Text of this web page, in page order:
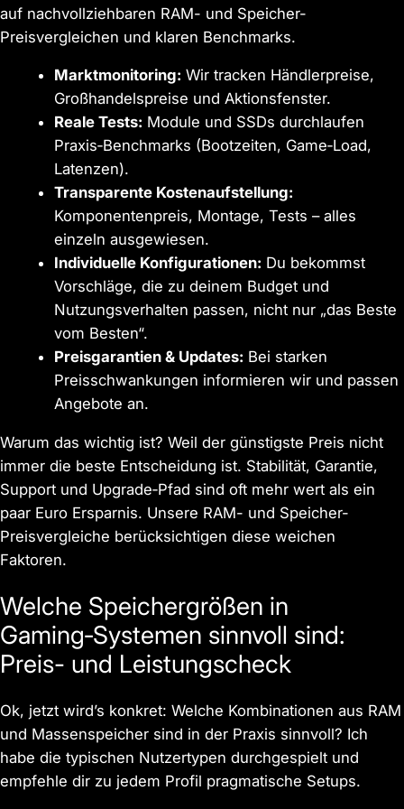
auf nachvollziehbaren RAM- und Speicher-
Preisvergleichen und klaren Benchmarks.
Marktmonitoring: Wir tracken Händlerpreise,
Großhandelspreise und Aktionsfenster.
Reale Tests: Module und SSDs durchlaufen
Praxis‑Benchmarks (Bootzeiten, Game‑Load,
Latenzen).
Transparente Kostenaufstellung:
Komponentenpreis, Montage, Tests – alles
einzeln ausgewiesen.
Individuelle Konfigurationen: Du bekommst
Vorschläge, die zu deinem Budget und
Nutzungsverhalten passen, nicht nur „das Beste
vom Besten“.
Preisgarantien & Updates: Bei starken
Preisschwankungen informieren wir und passen
Angebote an.
Warum das wichtig ist? Weil der günstigste Preis nicht
immer die beste Entscheidung ist. Stabilität, Garantie,
Support und Upgrade‑Pfad sind oft mehr wert als ein
paar Euro Ersparnis. Unsere RAM- und Speicher-
Preisvergleiche berücksichtigen diese weichen
Faktoren.
Welche Speichergrößen in
Gaming‑Systemen sinnvoll sind:
Preis- und Leistungscheck
Ok, jetzt wird’s konkret: Welche Kombinationen aus RAM
und Massenspeicher sind in der Praxis sinnvoll? Ich
habe die typischen Nutzertypen durchgespielt und
empfehle dir zu jedem Profil pragmatische Setups.